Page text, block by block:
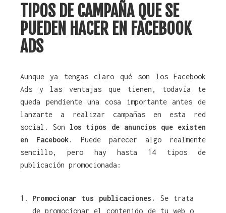
TIPOS DE CAMPAÑA QUE SE
PUEDEN HACER EN FACEBOOK
ADS
Aunque ya tengas claro qué son los Facebook
Ads y las ventajas que tienen, todavía te
queda pendiente una cosa importante antes de
lanzarte a realizar campañas en esta red
social. Son los tipos de anuncios que existen
en Facebook. Puede parecer algo realmente
sencillo, pero hay hasta 14 tipos de
publicación promocionada:
Promocionar tus publicaciones.
Se trata
de promocionar el contenido de tu web o